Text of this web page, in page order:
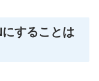
することは